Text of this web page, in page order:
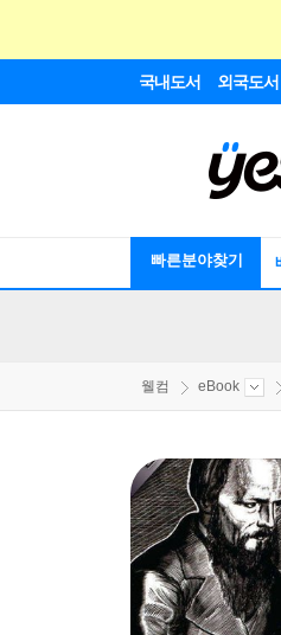
국내도서 외국도서
빠른분야찾기
웰컴 eBook